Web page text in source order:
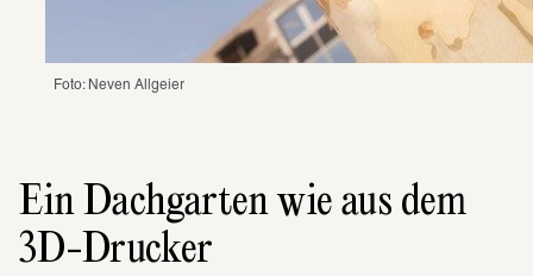
Foto: Neven Allgeier
Ein Dachgarten wie aus dem
3D-Drucker